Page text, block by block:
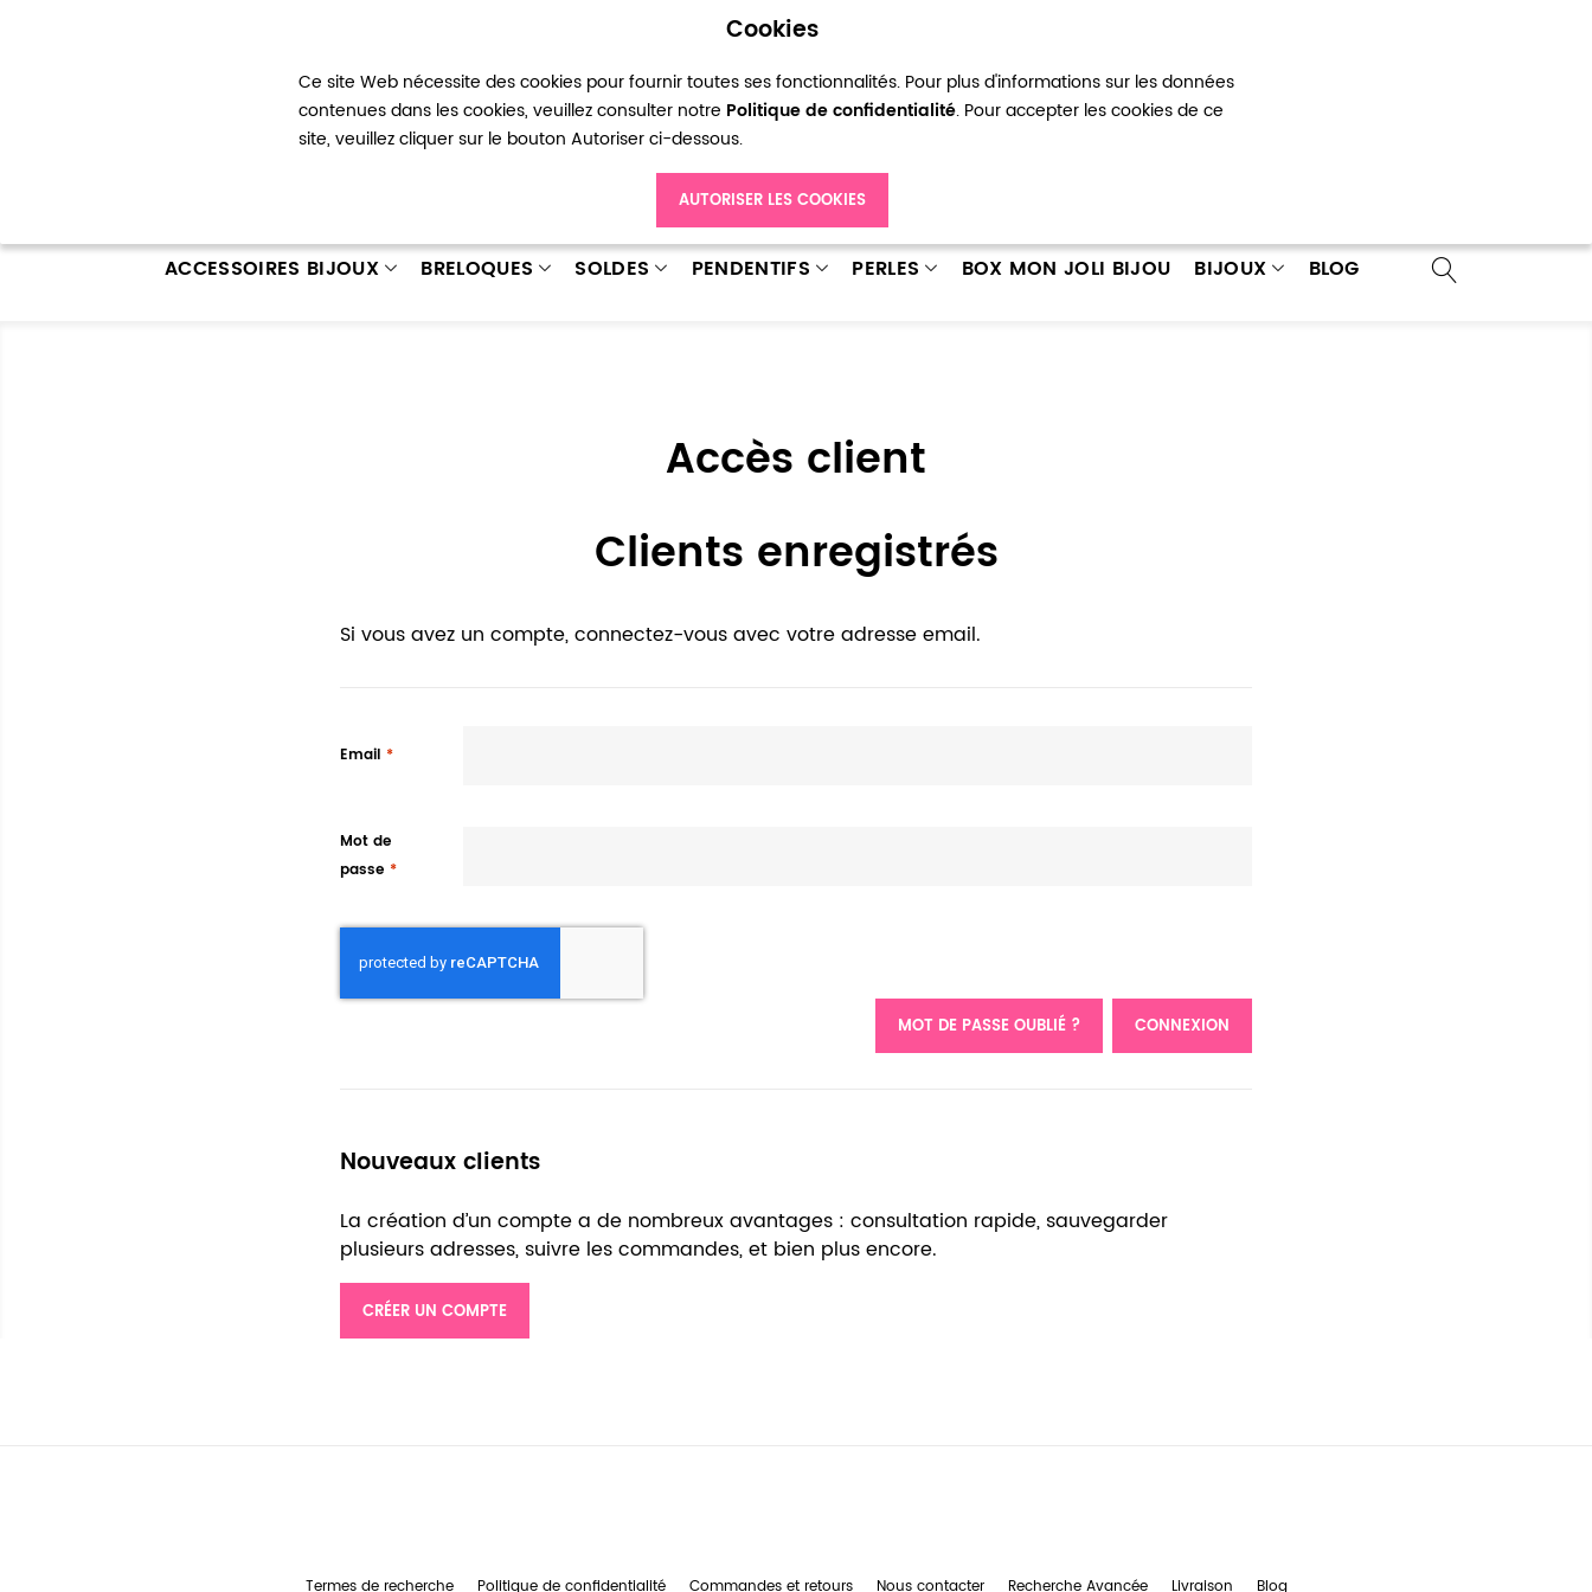
Cookies
Ce site Web nécessite des cookies pour fournir toutes ses fonctionnalités. Pour plus d'informations sur les données
contenues dans les cookies, veuillez consulter notre Politique de confidentialité. Pour accepter les cookies de ce
site, veuillez cliquer sur le bouton Autoriser ci-dessous.
AUTORISER LES COOKIES
Mon compte Ma liste d’envies Connexion Créer un compte
ACCESSOIRES BIJOUX BRELOQUES SOLDES PENDENTIFS PERLES BOX MON JOLI BIJOU BIJOUX BLOG
Accès client
Clients enregistrés
Si vous avez un compte, connectez-vous avec votre adresse email.
Email
Mot de
passe
CONNEXION
MOT DE PASSE OUBLIÉ ?
Nouveaux clients
La création d’un compte a de nombreux avantages : consultation rapide, sauvegarder
plusieurs adresses, suivre les commandes, et bien plus encore.
CRÉER UN COMPTE
Termes de recherche Politique de confidentialité Commandes et retours Nous contacter Recherche Avancée Livraison Blog